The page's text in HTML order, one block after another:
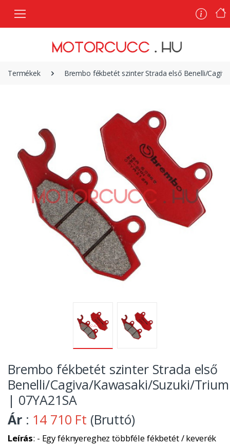
Termékek Brembo fékbetét szinter Strada első Benelli/
Brembo fékbetét szinter Strada első
Benelli/Cagiva/Kawasaki/Suzuki/
| 07YA21SA
Ár : 14 710 Ft (Bruttó)
Leírás: - Egy féknyereghez többféle fékbetét / keverék